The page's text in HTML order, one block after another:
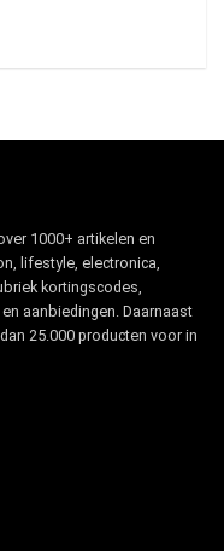
1000+ artikelen en
lifestyle, electronica,
kortingscodes,
aanbiedingen. Daarnaast
25.000 producten voor in